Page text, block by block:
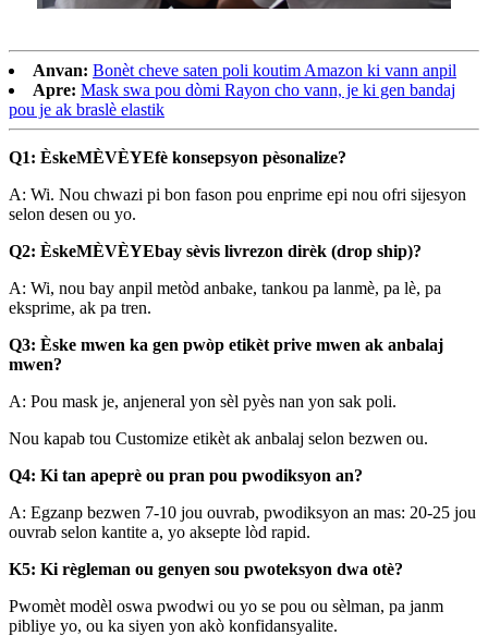
Anvan: Bonèt cheve saten poli koutim Amazon ki vann anpil
Apre: Mask swa pou dòmi Rayon cho vann, je ki gen bandaj
pou je ak braslè elastik
Q1: ÈskeMÈVÈYEfè konsepsyon pèsonalize?
A: Wi. Nou chwazi pi bon fason pou enprime epi nou ofri sijesyon
selon desen ou yo.
Q2: ÈskeMÈVÈYEbay sèvis livrezon dirèk (drop ship)?
A: Wi, nou bay anpil metòd anbake, tankou pa lanmè, pa lè, pa
eksprime, ak pa tren.
Q3: Èske mwen ka gen pwòp etikèt prive mwen ak anbalaj
mwen?
A: Pou mask je, anjeneral yon sèl pyès nan yon sak poli.
Nou kapab tou Customize etikèt ak anbalaj selon bezwen ou.
Q4: Ki tan apeprè ou pran pou pwodiksyon an?
A: Egzanp bezwen 7-10 jou ouvrab, pwodiksyon an mas: 20-25 jou
ouvrab selon kantite a, yo aksepte lòd rapid.
K5: Ki règleman ou genyen sou pwoteksyon dwa otè?
Pwomèt modèl oswa pwodwi ou yo se pou ou sèlman, pa janm
pibliye yo, ou ka siyen yon akò konfidansyalite.